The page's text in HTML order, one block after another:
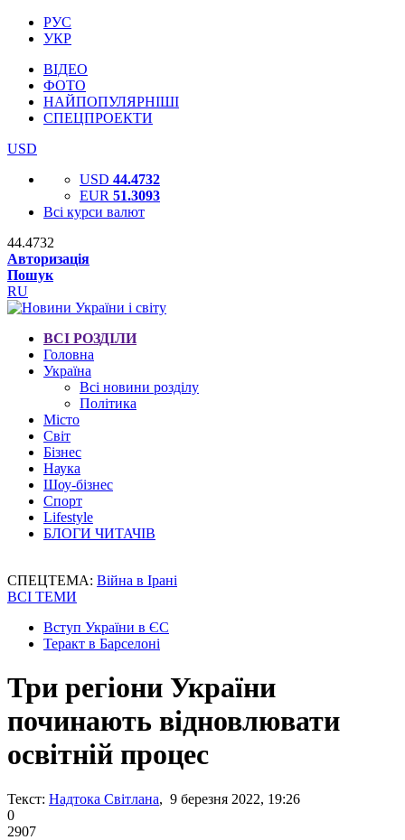
РУС
УКР
ВІДЕО
ФОТО
НАЙПОПУЛЯРНІШІ
СПЕЦПРОЕКТИ
USD
USD 44.4732
EUR 51.3093
Всі курси валют
44.4732
Авторизація
Пошук
RU
ВСІ РОЗДІЛИ
Головна
Україна
Всі новини розділу
Політика
Місто
Світ
Бізнес
Наука
Шоу-бізнес
Спорт
Lifestyle
БЛОГИ ЧИТАЧІВ
СПЕЦТЕМА: Війна в Ірані
ВСІ ТЕМИ
Вступ України в ЄС
Теракт в Барселоні
Три регіони України
починають відновлювати
освітній процес
Текст: Надтока Світлана, 9 березня 2022, 19:26
0
2907